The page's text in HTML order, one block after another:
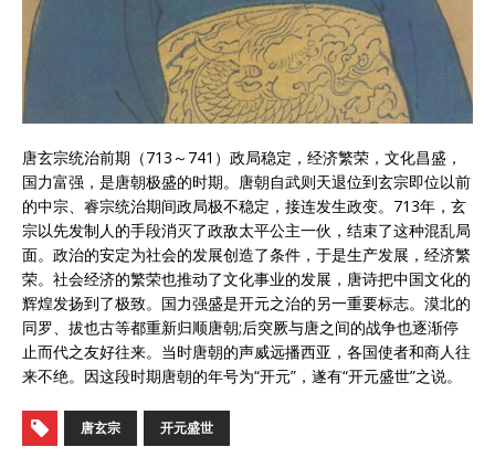
唐玄宗统治前期（713～741）政局稳定，经济繁荣，文化昌盛，
国力富强，是唐朝极盛的时期。唐朝自武则天退位到玄宗即位以前
的中宗、睿宗统治期间政局极不稳定，接连发生政变。713年，玄
宗以先发制人的手段消灭了政敌太平公主一伙，结束了这种混乱局
面。政治的安定为社会的发展创造了条件，于是生产发展，经济繁
荣。社会经济的繁荣也推动了文化事业的发展，唐诗把中国文化的
辉煌发扬到了极致。国力强盛是开元之治的另一重要标志。漠北的
同罗、拔也古等都重新归顺唐朝;后突厥与唐之间的战争也逐渐停
止而代之友好往来。当时唐朝的声威远播西亚，各国使者和商人往
来不绝。因这段时期唐朝的年号为“开元”，遂有“开元盛世”之说。
唐玄宗 开元盛世